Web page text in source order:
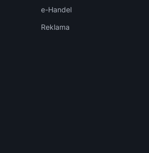
e-Handel
Reklama